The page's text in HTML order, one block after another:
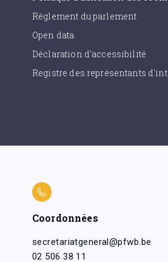
Règlement du parlement
Open data
Déclaration d'accessibilité
Registre des représentants
Coordonnées
secretariatgeneral@pfwb.be
02 506 38 11